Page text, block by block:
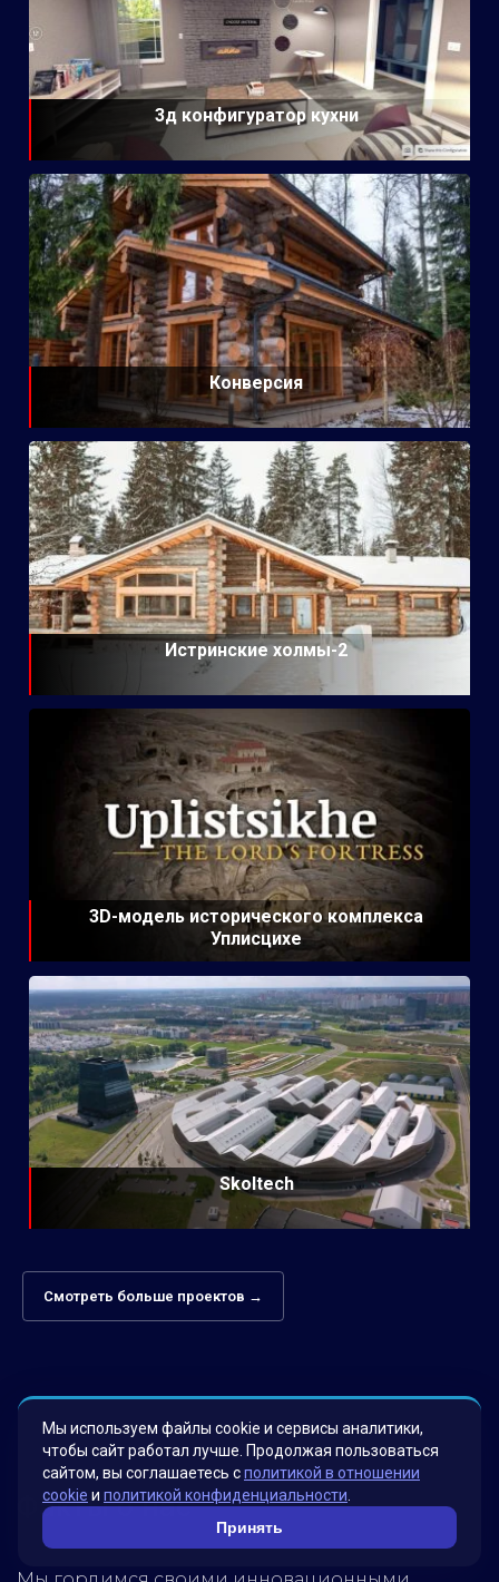
3д конфигуратор кухни
Конверсия
Истринские холмы-2
3D-модель исторического комплекса
Уплисцихе
Skoltech
Смотреть больше проектов →
Факты о нас
Мы используем файлы cookie и сервисы аналитики,
чтобы сайт работал лучше. Продолжая пользоваться
сайтом, вы соглашаетесь сполитикой в отношении
cookie и политикой конфиденциальности
Принять